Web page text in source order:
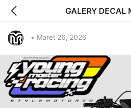
GALERY DECAL
• Maret 26, 2026